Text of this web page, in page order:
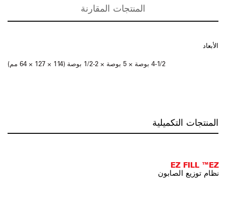
المنتجات المقارنة
الأبعاد
4-1/2 بوصة × 5 بوصة × 2-1/2 بوصة (114 × 127 × 64 مم)
المنتجات التكميلية
EZ FILL ™EZ
نظام توزيع الصابون